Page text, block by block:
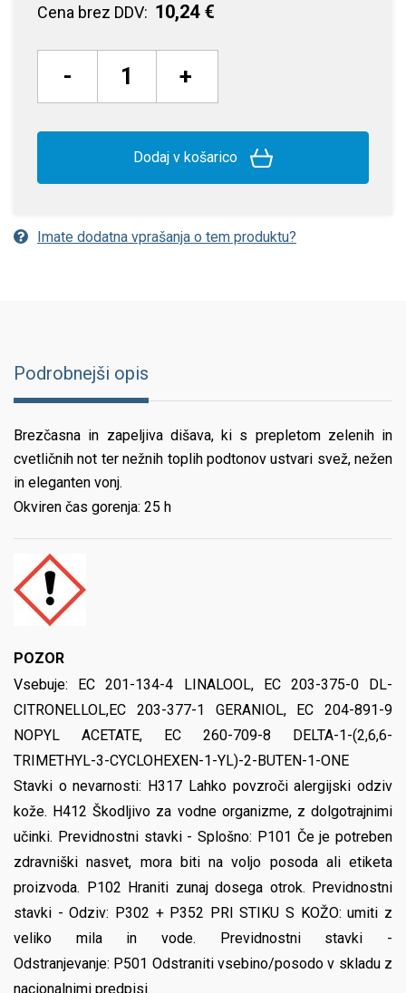
Cena brez DDV: 10,24 €
- +
Dodaj v košarico
Imate dodatna vprašanja o tem produktu?
Podrobnejši opis
Brezčasna in zapeljiva dišava, ki s prepletom zelenih in
cvetličnih not ter nežnih toplih podtonov ustvari svež, nežen
in eleganten vonj.
Okviren čas gorenja: 25 h
POZOR
Vsebuje: EC 201-134-4 LINALOOL, EC 203-375-0 DL-
CITRONELLOL,EC 203-377-1 GERANIOL, EC 204-891-9
NOPYL ACETATE, EC 260-709-8 DELTA-1-(2,6,6-
TRIMETHYL-3-CYCLOHEXEN-1-YL)-2-BUTEN-1-ONE
Stavki o nevarnosti: H317 Lahko povzroči alergijski odziv
kože. H412 Škodljivo za vodne organizme, z dolgotrajnimi
učinki. Previdnostni stavki - Splošno: P101 Če je potreben
zdravniški nasvet, mora biti na voljo posoda ali etiketa
proizvoda. P102 Hraniti zunaj dosega otrok. Previdnostni
stavki - Odziv: P302 + P352 PRI STIKU S KOŽO: umiti z
veliko mila in vode. Previdnostni stavki -
Odstranjevanje: P501 Odstraniti vsebino/posodo v skladu z
nacionalnimi predpisi.